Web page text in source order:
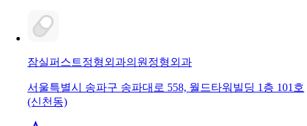
잠실퍼스트정형외과의원 정형외과
서울특별시 송파구 송파대로 558, 월드타워빌딩 1층 101호
(신천동)